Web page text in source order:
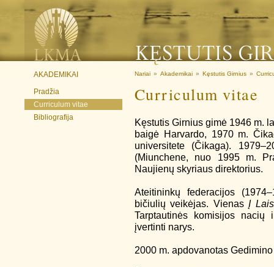
AKADEMIKAI
Pradžia
Curriculum vitae
Bibliografija
Nariai » Akademikai » Kęstutis Girnius »
Curriculum vitae
Kęstutis Girnius gimė 1946 m.
baigė Harvardo, 1970 m.
universitete (Čikaga).
(Miunchene, nuo 1995 m.
Naujienų skyriaus direktorius.
Ateitininkų federacijos
bičiulių veikėjas. VienasĮ
Tarptautinės komisijos nacių
įvertinti narys.
2000 m. apdovanotas